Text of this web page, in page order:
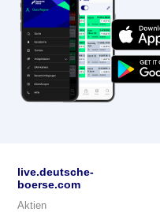
live.deutsche-
boerse.com
Aktien